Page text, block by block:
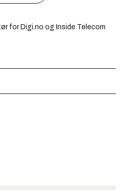
for Digi.no og Inside Telecom